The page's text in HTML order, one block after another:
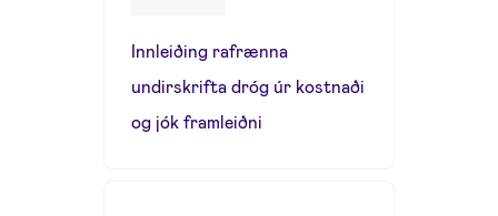
Innleiðing rafrænna
undirskrifta dróg úr kostnaði
og jók framleiðni